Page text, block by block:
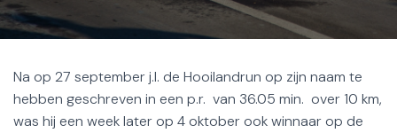
Na op 27 september j.l. de Hooilandrun op zijn naam te
hebben geschreven in een p.r. van 36.05 min. over 10 km,
was hij een week later op 4 oktober ook winnaar op de